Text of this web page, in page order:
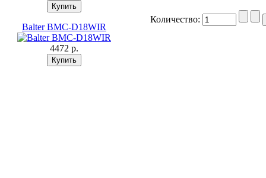
Balter BMC-D18WIR
4472 p.
Количество: